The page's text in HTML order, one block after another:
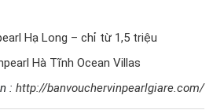
Hạ Long – chỉ từ 1,5 triệu
Hà Tĩnh Ocean Villas
: http://banvouchervinpearlgiare.com/